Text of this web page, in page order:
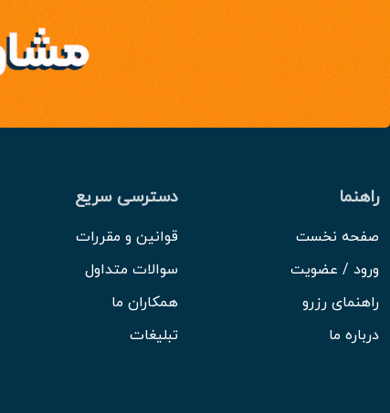
راهنما
صفحه نخست
ورود / عضویت
راهنمای رزرو
درباره ما
دسترسی سریع
قوانین و مقررات
سوالات متداول
همکاران ما
تبلیغات